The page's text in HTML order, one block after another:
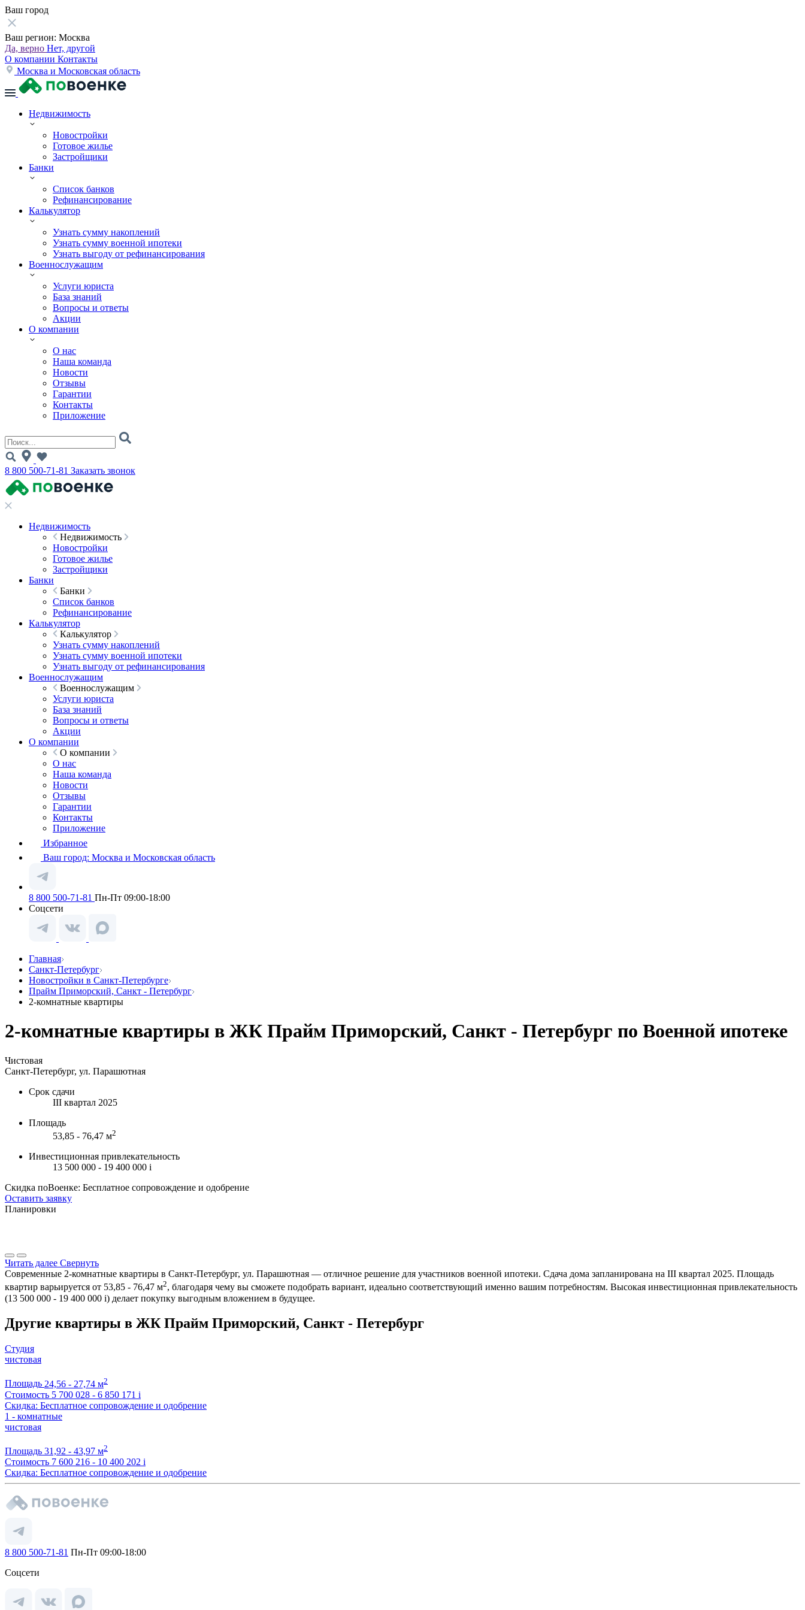
Ваш город
Ваш регион: Москва
Да, верно Нет, другой
О компании Контакты
Москва и Московская область
Недвижимость
Новостройки
Готовое жилье
Застройщики
Банки
Список банков
Рефинансирование
Калькулятор
Узнать сумму накоплений
Узнать сумму военной ипотеки
Узнать выгоду от рефинансирования
Военнослужащим
Услуги юриста
База знаний
Вопросы и ответы
Акции
О компании
О нас
Наша команда
Новости
Отзывы
Гарантии
Контакты
Приложение
8 800 500-71-81 Заказать звонок
Недвижимость
Недвижимость
Новостройки
Готовое жилье
Застройщики
Банки
Банки
Список банков
Рефинансирование
Калькулятор
Калькулятор
Узнать сумму накоплений
Узнать сумму военной ипотеки
Узнать выгоду от рефинансирования
Военнослужащим
Военнослужащим
Услуги юриста
База знаний
Вопросы и ответы
Акции
О компании
О компании
О нас
Наша команда
Новости
Отзывы
Гарантии
Контакты
Приложение
Избранное
Ваш город: Москва и Московская область
8 800 500-71-81 Пн-Пт 09:00-18:00
Соцсети
Главная
Санкт-Петербург
Новостройки в Санкт-Петербурге
Прайм Приморский, Санкт - Петербург
2-комнатные квартиры
2-комнатные квартиры в ЖК Прайм Приморский, Санкт - Петербург по Военной ипотеке
Чистовая
Санкт-Петербург, ул. Парашютная
Срок сдачи
III квартал 2025
Площадь
53,85 - 76,47 м2
Инвестиционная привлекательность
13 500 000 - 19 400 000 i
Скидка поВоенке: Бесплатное сопровождение и одобрение
Оставить заявку
Планировки
Читать далее Свернуть
Современные 2-комнатные квартиры в Санкт-Петербург, ул. Парашютная — отличное решение для участников военной ипотеки. Сдача дома запланирована на III квартал 2025. Площадь
квартир варьируется от 53,85 - 76,47 м2, благодаря чему вы сможете подобрать вариант, идеально соответствующий именно вашим потребностям. Высокая инвестиционная привлекательность
(13 500 000 - 19 400 000 i) делает покупку выгодным вложением в будущее.
Другие квартиры в ЖК Прайм Приморский, Санкт - Петербург
Студия
чистовая
Площадь 24,56 - 27,74 м2
Стоимость 5 700 028 - 6 850 171 i
Скидка: Бесплатное сопровождение и одобрение
1 - комнатные
чистовая
Площадь 31,92 - 43,97 м2
Стоимость 7 600 216 - 10 400 202 i
Скидка: Бесплатное сопровождение и одобрение
8 800 500-71-81 Пн-Пт 09:00-18:00
Соцсети